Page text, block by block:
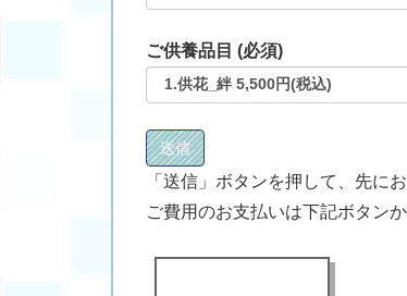
ご供養品目 (必須)
「送信」ボタンを押して、先に
ご費用のお支払いは下記ボタンか